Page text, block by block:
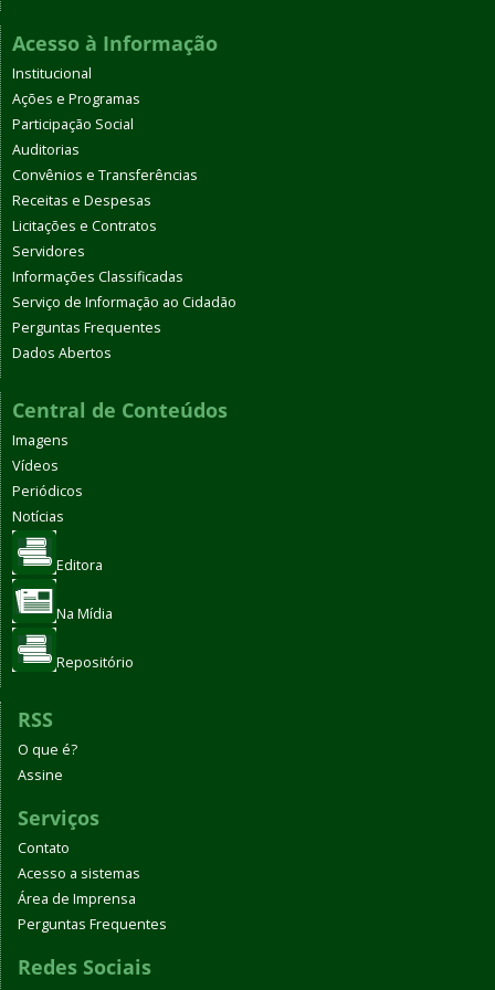
Acesso à Informação
Institucional
Ações e Programas
Participação Social
Auditorias
Convênios e Transferências
Receitas e Despesas
Licitações e Contratos
Servidores
Informações Classificadas
Serviço de Informação ao Cidadão
Perguntas Frequentes
Dados Abertos
Central de Conteúdos
Imagens
Vídeos
Periódicos
Notícias
Editora
Na Mídia
Repositório
RSS
O que é?
Assine
Serviços
Contato
Acesso a sistemas
Área de Imprensa
Perguntas Frequentes
Redes Sociais